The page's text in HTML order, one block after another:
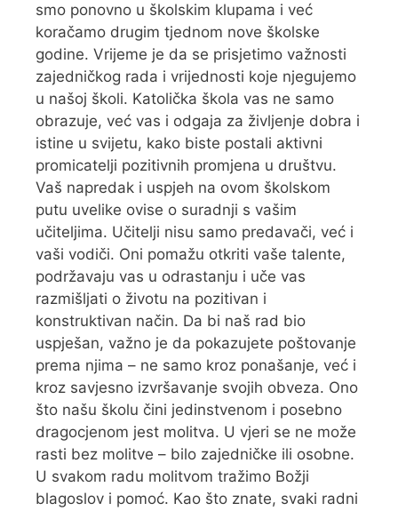
smo ponovno u školskim klupama i već
koračamo drugim tjednom nove školske
godine. Vrijeme je da se prisjetimo važnosti
zajedničkog rada i vrijednosti koje njegujemo
u našoj školi. Katolička škola vas ne samo
obrazuje, već vas i odgaja za življenje dobra i
istine u svijetu, kako biste postali aktivni
promicatelji pozitivnih promjena u društvu.
Vaš napredak i uspjeh na ovom školskom
putu uvelike ovise o suradnji s vašim
učiteljima. Učitelji nisu samo predavači, već i
vaši vodiči. Oni pomažu otkriti vaše talente,
podržavaju vas u odrastanju i uče vas
razmišljati o životu na pozitivan i
konstruktivan način. Da bi naš rad bio
uspješan, važno je da pokazujete poštovanje
prema njima – ne samo kroz ponašanje, već i
kroz savjesno izvršavanje svojih obveza. Ono
što našu školu čini jedinstvenom i posebno
dragocjenom jest molitva. U vjeri se ne može
rasti bez molitve – bilo zajedničke ili osobne.
U svakom radu molitvom tražimo Božji
blagoslov i pomoć. Kao što znate, svaki radni